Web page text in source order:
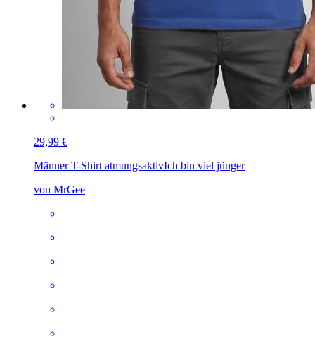
29,99 €
Männer T-Shirt atmungsaktivIch bin viel jünger
von MrGee